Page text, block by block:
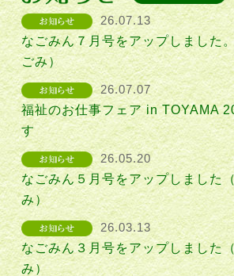
26.07.13
なごみん７月号をアップしました
ごみ）
26.07.07
福祉のお仕事フェア in TOYAMA
す
26.05.20
なごみん５月号をアップしました
み）
26.03.13
なごみん３月号をアップしました
み）